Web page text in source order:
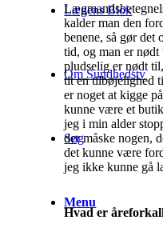
Lægens Blok
Om Sundhedstv
Søg
Menu
kalder man den
benene, så gør det
tid, og man er nødt
pludselig er nødt
tit en tilbøjelighed
er noget at kigge
kunne være et
jeg i min alder
der måske nogen,
det kunne være
jeg ikke kunne gå
Hvad er